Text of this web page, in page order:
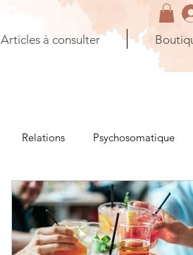
Articles à consulter
Relations Psychosomatique